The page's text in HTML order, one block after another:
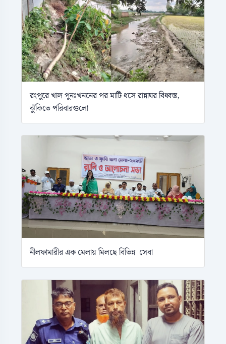
রংপুরে খাল পুনঃখননের পর মাটি ধসে রান্নাঘর বিধ্বস্ত,
ঝুঁকিতে পরিবারগুলো
নীলফামারীর এক মেলায় মিলছে বিভিন্ন সেবা